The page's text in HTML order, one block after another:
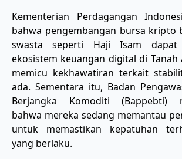
Kementerian Perdagangan
bahwa pengembangan bursa kripto
swasta seperti Haji Isam dapat
ekosistem keuangan digital di Tanah
memicu kekhawatiran terkait
ada. Sementara itu, Badan
Berjangka Komoditi (Bappebti)
bahwa mereka sedang memantau
untuk memastikan kepatuhan
yang berlaku.